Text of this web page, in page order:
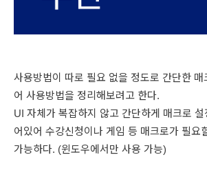
사용방법이 따로 필요 없을 정도로 간단한 매
어 사용방법을 정리해보려고 한다.
UI 자체가 복잡하지 않고 간단하게 매크로 설
어있어 수강신청이나 게임 등 매크로가 필요
가능하다. (윈도우에서만 사용 가능)